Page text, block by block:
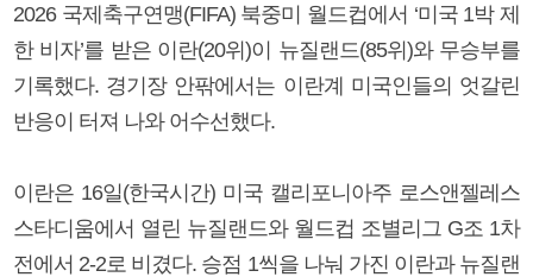
2026 국제축구연맹(FIFA) 북중미 월드컵에서 ‘미국 1박 제
한 비자’를 받은 이란(20위)이 뉴질랜드(85위)와 무승부를
기록했다. 경기장 안팎에서는 이란계 미국인들의 엇갈린
반응이 터져 나와 어수선했다.
이란은 16일(한국시간) 미국 캘리포니아주 로스앤젤레스
스타디움에서 열린 뉴질랜드와 월드컵 조별리그 G조 1차
전에서 2-2로 비겼다. 승점 1씩을 나눠 가진 이란과 뉴질랜